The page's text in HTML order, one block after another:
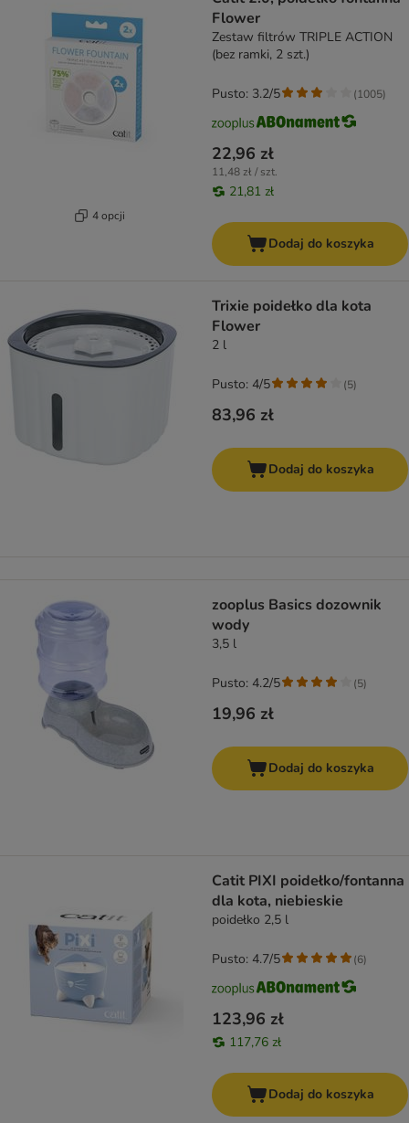
4 opcji
Flower
Zestaw filtrów TRIPLE ACTION
(bez ramki, 2 szt.)
22,96 zł
11,48 zł / szt.
21,81 zł
Pusto: 3.2/5 (1005)
Dodaj do koszyka
Trixie poidełko dla kota
Flower
2 l
83,96 zł
Pusto: 4/5 (5)
Dodaj do koszyka
zooplus Basics dozownik
wody
3,5 l
19,96 zł
Pusto: 4.2/5 (5)
Dodaj do koszyka
Catit PIXI poidełko/fontanna
dla kota, niebieskie
poidełko 2,5 l
123,96 zł
117,76 zł
Pusto: 4.7/5 (6)
Dodaj do koszyka